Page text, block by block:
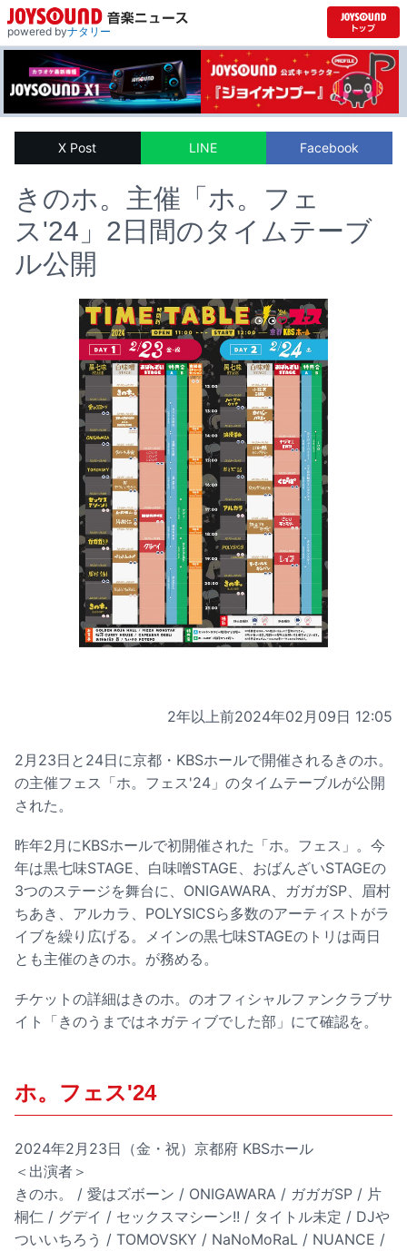
powered byナタリー
X Post LINE Facebook
きのホ。主催「ホ。フェ
ス'24」2日間のタイムテーブ
ル公開
2年以上前2024年02月09日 12:05
2月23日と24日に京都・KBSホールで開催されるきのホ。
の主催フェス「ホ。フェス'24」のタイムテーブルが公開
された。
昨年2月にKBSホールで初開催された「ホ。フェス」。今
年は黒七味STAGE、白味噌STAGE、おばんざいSTAGEの
3つのステージを舞台に、ONIGAWARA、ガガガSP、眉村
ちあき、アルカラ、POLYSICSら多数のアーティストがラ
イブを繰り広げる。メインの黒七味STAGEのトリは両日
とも主催のきのホ。が務める。
チケットの詳細はきのホ。のオフィシャルファンクラブサ
イト「きのうまではネガティブでした部」にて確認を。
ホ。フェス'24
2024年2月23日（金・祝）京都府 KBSホール
＜出演者＞
きのホ。 / 愛はズボーン / ONIGAWARA / ガガガSP / 片
桐仁 / グデイ / セックスマシーン!! / タイトル未定 / DJや
ついいちろう / TOMOVSKY / NaNoMoRaL / NUANCE /